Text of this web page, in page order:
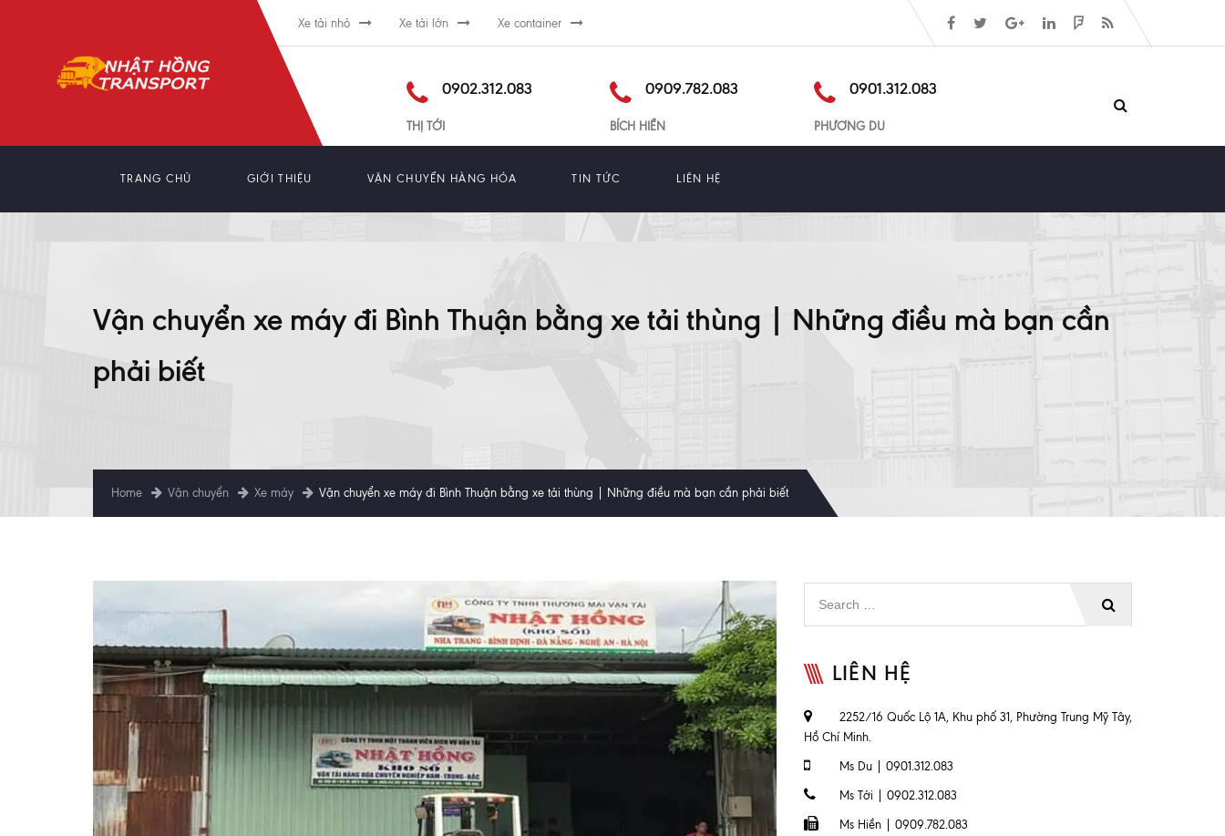
Xe tải nhỏ Xe tải lớn Xe container
0902.312.083
THỊ TỚI
0909.782.083
BÍCH HIỀN
0901.312.083
PHƯƠNG DU
TRANG CHỦ GIỚI THIỆU VẬN CHUYỂN HÀNG HÓA TIN TỨC LIÊN HỆ
Vận chuyển xe máy đi Bình Thuận bằng xe tải thùng | Những điều mà bạn cần
phải biết
Home Vận chuyển Xe máy Vận chuyển xe máy đi Bình Thuận bằng xe tải thùng | Những điều mà bạn cần phải biết
LIÊN HỆ
2252/16 Quốc Lộ 1A, Khu phố 31, Phường Trung Mỹ Tây,
Hồ Chí Minh.
Ms Du | 0901.312.083
Ms Tới | 0902.312.083
Ms Hiền | 0909.782.083